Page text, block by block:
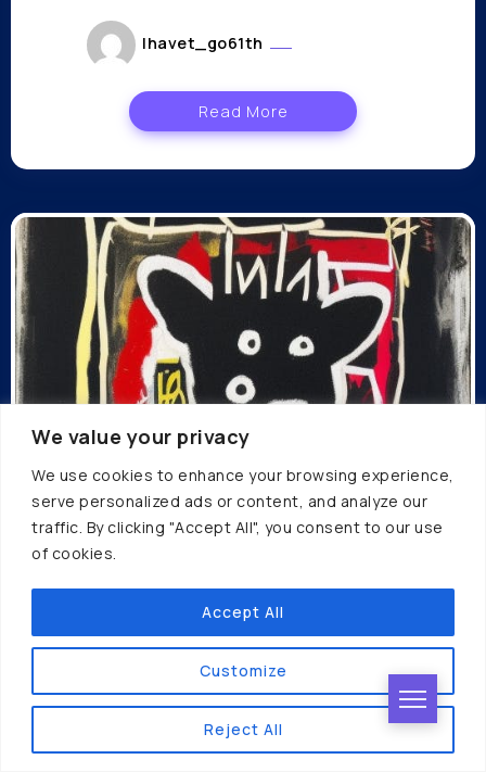
We value your privacy
We use cookies to enhance your browsing experience,
serve personalized ads or content, and analyze our
traffic. By clicking "Accept All", you consent to our use
of cookies.
Customize
Reject All
Accept All
lhavet_go61th
Read More
ART GÉNÉRATIF
The Fy! Studio